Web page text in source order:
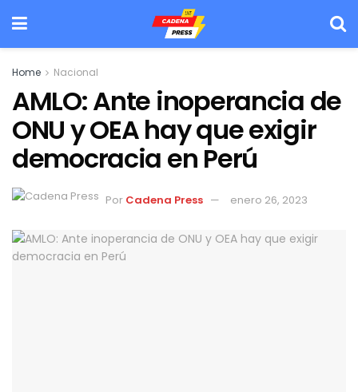
Home Nacional
AMLO: Ante inoperancia de
ONU y OEA hay que exigir
democracia en Perú
Por Cadena Press enero 26, 2023